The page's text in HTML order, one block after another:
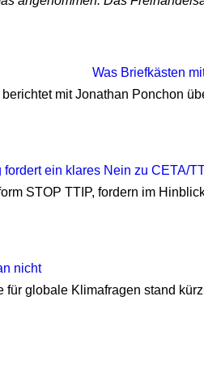
Was Briefkästen
mit Jonathan Ponchon
ein klares Nein zu CETA/
STOP TTIP, fordern im
nicht
für globale Klimafragen stand